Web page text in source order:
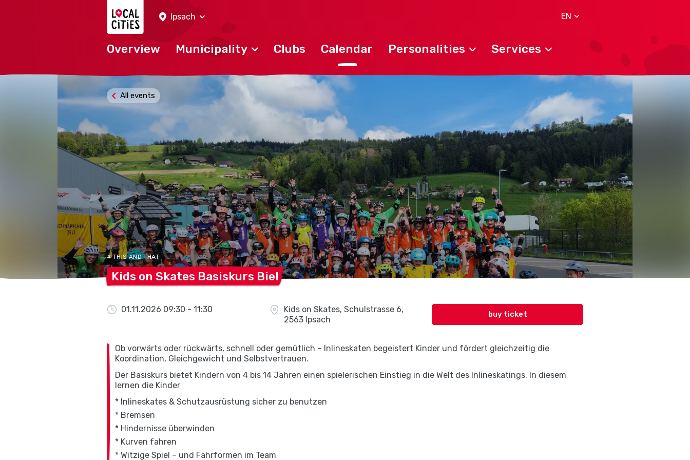
Ipsach
EN
Overview Municipality Clubs Calendar Personalities Services
All events
# THIS AND THAT
Kids on Skates Basiskurs Biel
01.11.2026 09:30 - 11:30
Kids on Skates, Schulstrasse 6,
2563 Ipsach
buy ticket
Ob vorwärts oder rückwärts, schnell oder gemütlich – Inlineskaten begeistert Kinder und fördert gleichzeitig die
Koordination, Gleichgewicht und Selbstvertrauen.
Der Basiskurs bietet Kindern von 4 bis 14 Jahren einen spielerischen Einstieg in die Welt des Inlineskatings. In diesem
lernen die Kinder
* Inlineskates & Schutzausrüstung sicher zu benutzen
* Bremsen
* Hindernisse überwinden
* Kurven fahren
* Witzige Spiel – und Fahrformen im Team